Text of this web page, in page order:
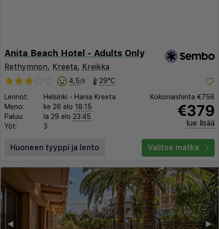
Anita Beach Hotel - Adults Only
Rethymnon, Kreeta, Kreikka
4,5/5 29°C
Lennot: Helsinki - Hania Kreeta
Meno:
ke 26 elo 18:15
Paluu:
la 29 elo 23:45
Yöt:
3
Kokonaishinta €758
€379
lue lisää
Huoneen tyyppi ja lento Valitse matka
▶︎
◀︎